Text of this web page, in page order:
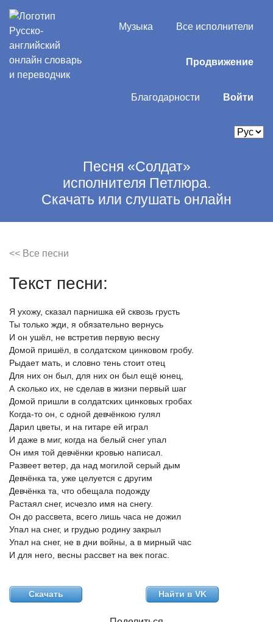
Музыка Все исполнители
Продвижение
Благодарности Войти
Песня «Солдат»
исполнителя Петлюра.
Скачать или слушать онлайн
<< Все песни
Текст песни:
Я ухожу, сказал парнишка ей сквозь грусть
Ты только жди, я обязательно вернусь
И он ушёл, не встретив первую весну
Домой пришёл, в солдатском цинковом гробу.
Рыдает мать, и словно тень стоит отец
Для них он был, для них он был ещё юнец,
А сколько их, не сделав в жизни первый шаг
Домой пришли в солдатских цинковых гробах
Когда-то он, с одной девчёнкою гулял
Дарил цветы, и на гитаре ей играл
И даже в миг, когда на белый снег упал
Он имя той девчёнки кровью написал.
Развеет ветер, да над могилой серый дым
Девчёнка та, уже целуется с другим
Девчёнка та, что обещала подожду
Растаял снег, исчезло имя на снегу.
Он до рассвета, всего лишь часа не дожил
Упал на снег, и грудью родину закрыл
Упал на снег, не в дни войны, а в мирный час
И для него, весны рассвет на век погас.
Скачать Найти в VK